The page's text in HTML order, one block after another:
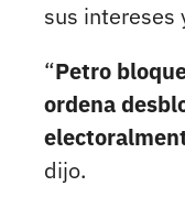
sus intereses
“Petro
ordena
dijo.